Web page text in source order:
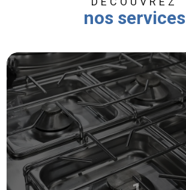
nos services